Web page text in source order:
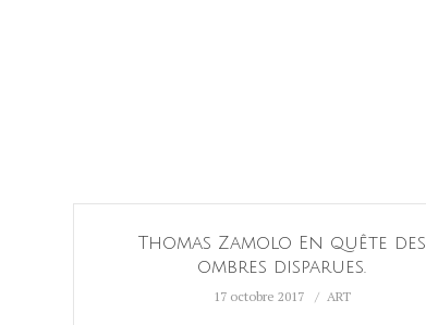
Thomas Zamolo En quête des
ombres disparues.
17 octobre 2017 ART